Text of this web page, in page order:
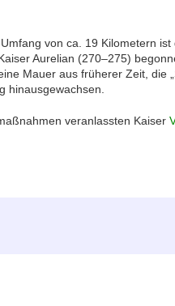
von ca. 19 Kilometern
Aurelian (270–275)
Mauer aus früherer Zeit, die
hinausgewachsen.
veranlassten Kaiser